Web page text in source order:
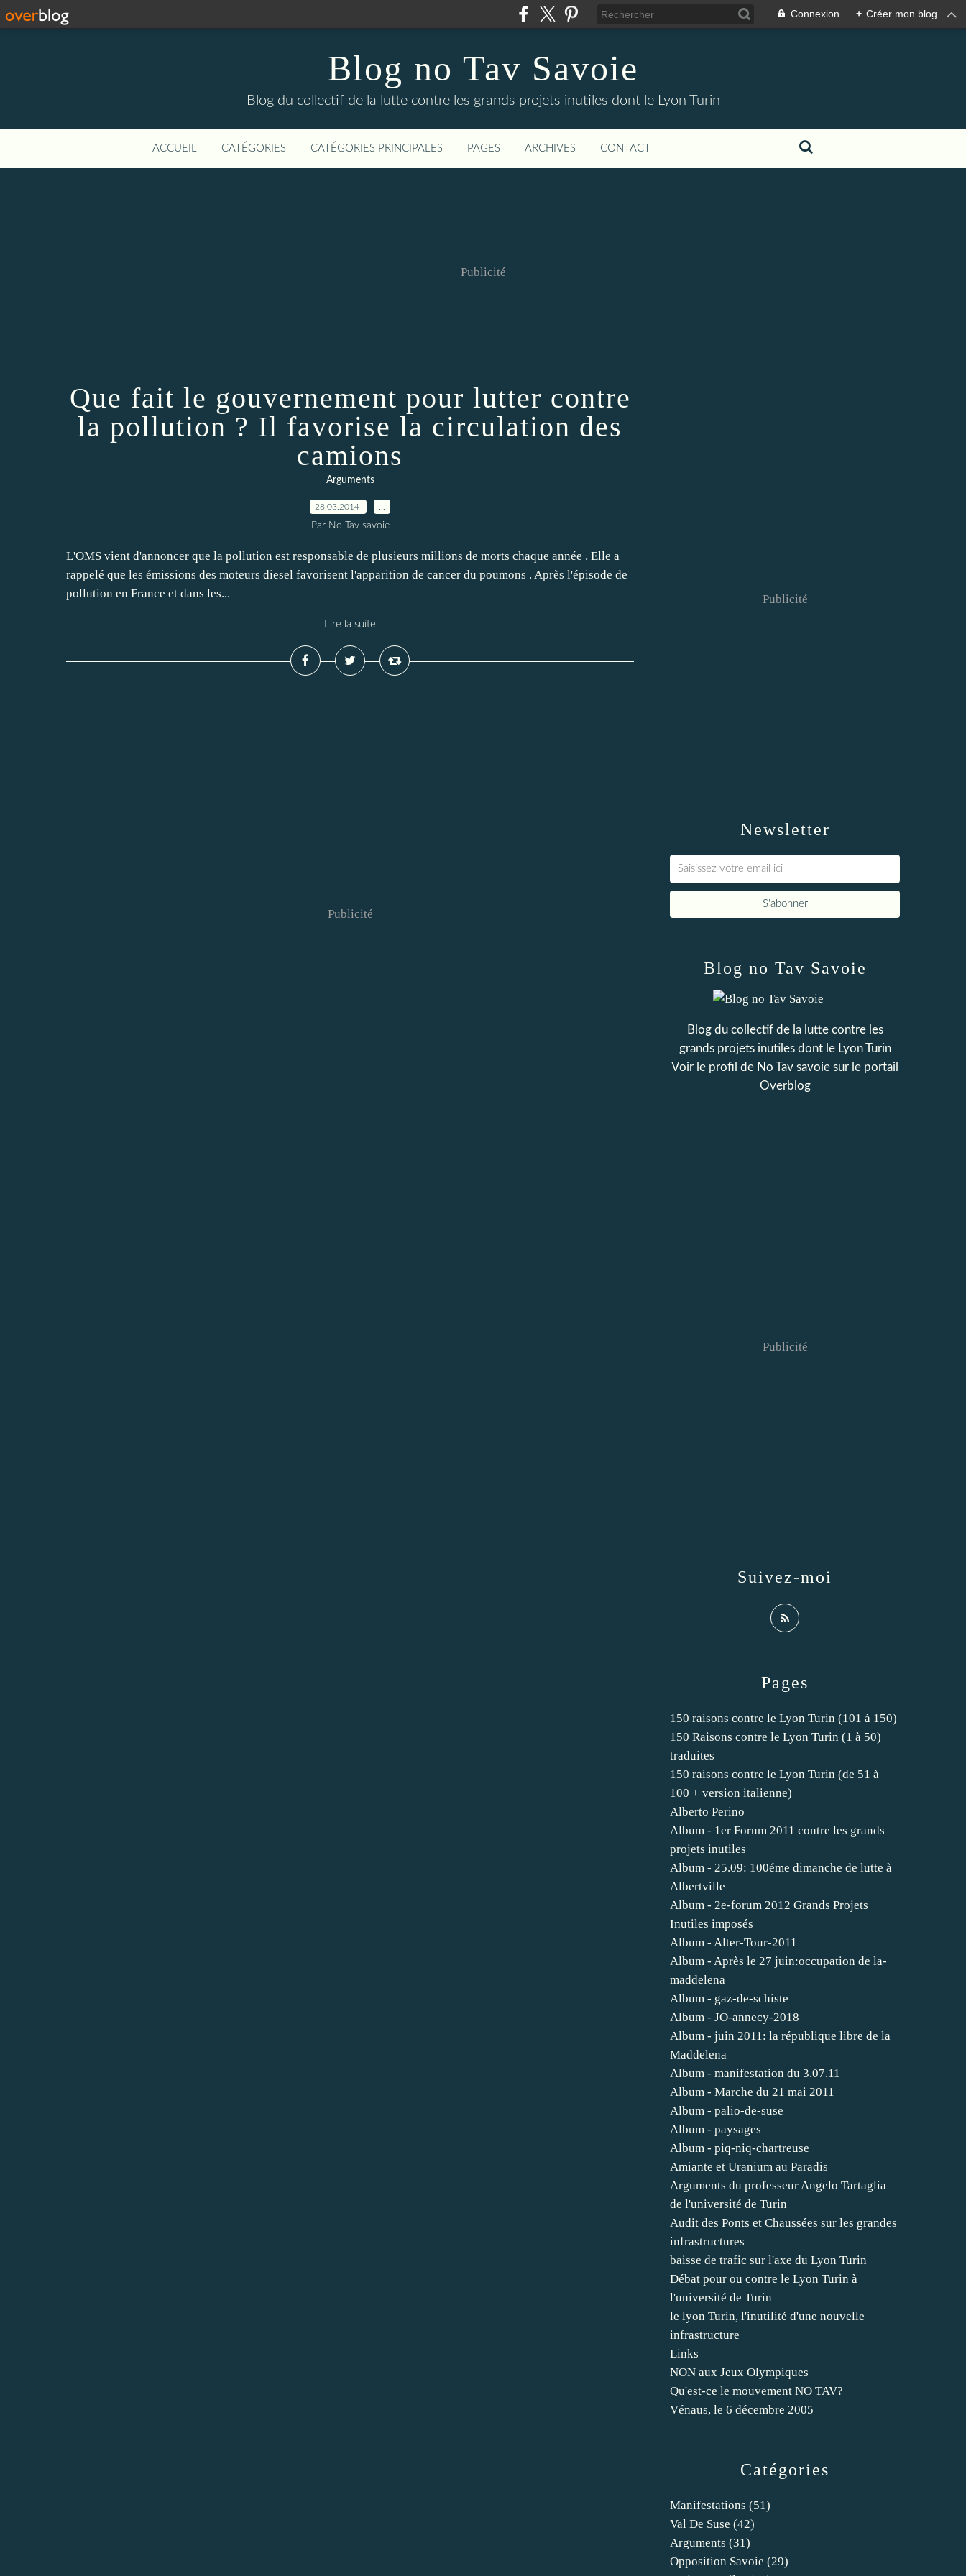
Connexion + Créer mon blog
Blog no Tav Savoie
Blog du collectif de la lutte contre les grands projets inutiles dont le Lyon Turin
ACCUEIL CATÉGORIES CATÉGORIES PRINCIPALES PAGES ARCHIVES CONTACT
Publicité
Que fait le gouvernement pour lutter contre
la pollution ? Il favorise la circulation des
camions
Arguments
28.03.2014
Par No Tav savoie
L'OMS vient d'annoncer que la pollution est responsable de plusieurs millions de morts chaque année . Elle a
rappelé que les émissions des moteurs diesel favorisent l'apparition de cancer du poumons . Après l'épisode de
pollution en France et dans les...
Lire la suite
Publicité
Newsletter
Publicité
Catégories
Manifestations (51)
Val De Suse (42)
Arguments (31)
Opposition Savoie (29)
Pages
150 raisons contre le Lyon Turin (101 à 150)
150 Raisons contre le Lyon Turin (1 à 50)
traduites
150 raisons contre le Lyon Turin (de 51 à
100 + version italienne)
Alberto Perino
Album - 1er Forum 2011 contre les grands
projets inutiles
Album - 25.09: 100éme dimanche de lutte à
Albertville
Album - 2e-forum 2012 Grands Projets
Inutiles imposés
Album - Alter-Tour-2011
Album - Après le 27 juin:occupation de la-
maddelena
Album - gaz-de-schiste
Album - JO-annecy-2018
Album - juin 2011: la république libre de la
Maddelena
Album - manifestation du 3.07.11
Album - Marche du 21 mai 2011
Album - palio-de-suse
Album - paysages
Album - piq-niq-chartreuse
Amiante et Uranium au Paradis
Arguments du professeur Angelo Tartaglia
de l'université de Turin
Audit des Ponts et Chaussées sur les grandes
infrastructures
baisse de trafic sur l'axe du Lyon Turin
Débat pour ou contre le Lyon Turin à
l'université de Turin
le lyon Turin, l'inutilité d'une nouvelle
infrastructure
Links
NON aux Jeux Olympiques
Qu'est-ce le mouvement NO TAV?
Vénaus, le 6 décembre 2005
Blog no Tav Savoie
Blog du collectif de la lutte contre les
grands projets inutiles dont le Lyon Turin
Voir le profil de No Tav savoie sur le portail
Overblog
Suivez-moi
Publicité